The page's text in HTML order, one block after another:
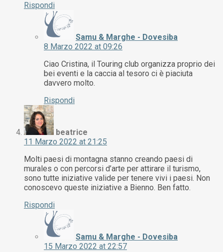
Rispondi
Samu & Marghe - Dovesiba
8 Marzo 2022 at 09:26
Ciao Cristina, il Touring club organizza proprio dei
bei eventi e la caccia al tesoro ci è piaciuta
davvero molto.
Rispondi
beatrice
11 Marzo 2022 at 21:25
Molti paesi di montagna stanno creando paesi di
murales o con percorsi d’arte per attirare il turismo,
sono tutte iniziative valide per tenere vivi i paesi. Non
conoscevo queste iniziative a Bienno. Ben fatto.
Rispondi
Samu & Marghe - Dovesiba
15 Marzo 2022 at 22:57